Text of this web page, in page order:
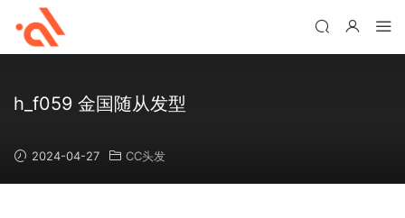
h_f059 金国随从发型
2024-04-27 CC头发